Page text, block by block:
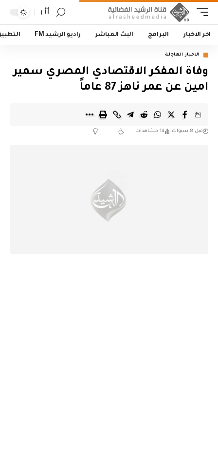
أأ
اخر الاخبار البرامج البث المباشر راديو الرشيد FM
الاخبار العاجلة
وفاة المفكر الاقتصادي المصري سمير
امين عن عمر ناهز 87 عاماً
قبل 8 سنوات 14 مشاهدات